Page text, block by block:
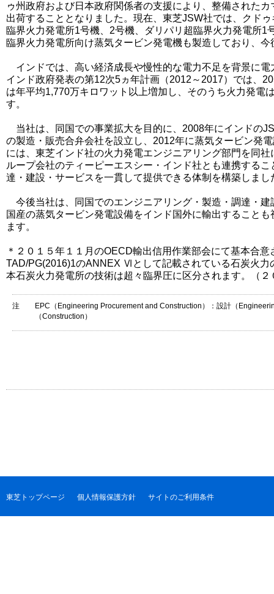
ゥ州政府および日本政府関係者の支援により、整備された
出荷することとなりました。現在、東芝JSW社では、クド
臨界火力発電所1号機、2号機、ダリパリ超臨界火力発電所1
臨界火力発電所向け蒸気タービン発電機も製造しており、
インドでは、高い経済成長や慢性的な電力不足を背景に
インド政府発表の第12次5ヵ年計画（2012～2017）では、
は年平均1,770万キロワット以上増加し、そのうち火力発電
す。
当社は、同国での事業拡大を目的に、2008年にインドの
の製造・販売合弁会社を設立し、2012年に蒸気タービン発
には、東芝インド社の火力発電エンジニアリング部門を同
ループ会社のティーピーエスシー・インド社とも連携する
達・建設・サービスを一貫して提供できる体制を構築しまし
今後当社は、同国でのエンジニアリング・製造・調達・
国産の蒸気タービン発電設備をインド国外に輸出すること
ます。
＊２０１５年１１月のOECD輸出信用作業部会にて基本合
TAD/PG(2016)1のANNEX Ⅵとして記載されている石炭火力
本石炭火力発電所の技術は超々臨界圧に区分されます。（
注
EPC（Engineering Procurement and Construction）：設計（
（Construction）
東芝トップページ 個人情報保護方針 サイトのご利用条件